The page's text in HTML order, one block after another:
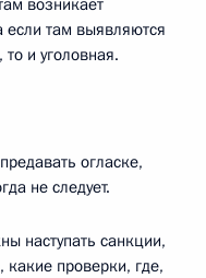
возникает
если там выявляются
и уголовная.
огласке,
не следует.
наступать санкции,
проверки, где,